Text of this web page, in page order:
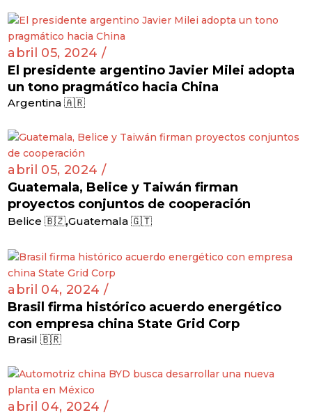
abril 05, 2024 /
El presidente argentino Javier Milei adopta
un tono pragmático hacia China
Argentina 🇦🇷
abril 05, 2024 /
Guatemala, Belice y Taiwán firman
proyectos conjuntos de cooperación
Belice 🇧🇿,Guatemala 🇬🇹
abril 04, 2024 /
Brasil firma histórico acuerdo energético
con empresa china State Grid Corp
Brasil 🇧🇷
abril 04, 2024 /